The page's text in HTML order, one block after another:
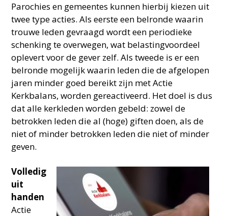
Parochies en gemeentes kunnen hierbij kiezen uit
twee type acties. Als eerste een belronde waarin
trouwe leden gevraagd wordt een periodieke
schenking te overwegen, wat belastingvoordeel
oplevert voor de gever zelf. Als tweede is er een
belronde mogelijk waarin leden die de afgelopen
jaren minder goed bereikt zijn met Actie
Kerkbalans, worden gereactiveerd. Het doel is dus
dat alle kerkleden worden gebeld: zowel de
betrokken leden die al (hoge) giften doen, als de
niet of minder betrokken leden die niet of minder
geven.
Volledig
uit
handen
Actie